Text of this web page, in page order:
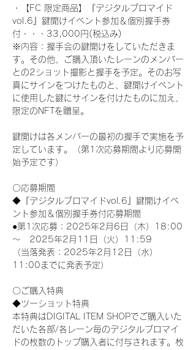
・【FC 限定商品】『デジタルブロマイド
vol.6』鍵開けイベント参加＆個別握手券
付・・・33,000円(税込み)
※内容：握手会の鍵開けをしていただきま
す。その他、ご購入頂いたレーンのメンバー
との2ショット撮影と握手を予定。そのお写
真にサインをつけたものと、鍵開けイベント
に使用した鍵にサインを付けたものに加え、
限定のNFTを贈呈。
鍵開けは各メンバーの最初の握手で実施を予
定しています。（第1次応募期間より応募開
始予定です）
〇応募期間
◆『デジタルブロマイドvol.6』鍵開けイベ
ント参加＆個別握手券付応募期間
●第1次応募：2025年2月6日（木）18:00
～　2025年2月11日（火）11:59
（当落発表：2025年2月12日（水）
11:00までに発表予定）
〇ご購入特典
◆ツーショット特典
本特典はDIGITAL ITEM SHOPでご購入いた
だいた各部/各レーン毎のデジタルブロマイ
ドの枚数のトップ購入者に付与されます。枚